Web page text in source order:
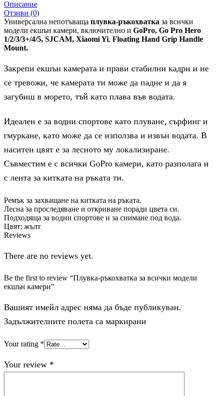
Описание
Отзиви (0)
Универсална непотъваща плувка-ръкохватка за всички
модели екшън камери, включително и GoPro, Go Pro Hero
1/2/3/3+/4/5, SJCAM, Xiaomi Yi, Floating Hand Grip Handle
Mount.
Закрепи eкшън камерата и прави стабилни кадри и не
се тревожи, че камерата ти може да падне и да я
загубиш в морето, тъй като плава във водата.
Идеален е за водни спортове като плуване, сърфинг и
гмуркане, като може да се използва и извън водата. В
наситен цвят е за лесното му локализиране.
Съвместим е с всички GoPro камери, като разполага и
с лента за китката на ръката ти.
Ремък за захващане на китката на ръката.
Лесна за проследяване и откриване поради цвета си.
Подходяща за водни спортове и за снимане под вода.
Цвят: жълт
Reviews
There are no reviews yet.
Be the first to review “Плувка-ръкохватка за всички модели
екшън камери”
Вашият имейл адрес няма да бъде публикуван.
Задължителните полета са маркирани
Your rating *
Your review *